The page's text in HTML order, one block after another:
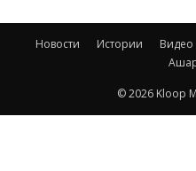
Новости Истории Видео
© 2026 Kloop